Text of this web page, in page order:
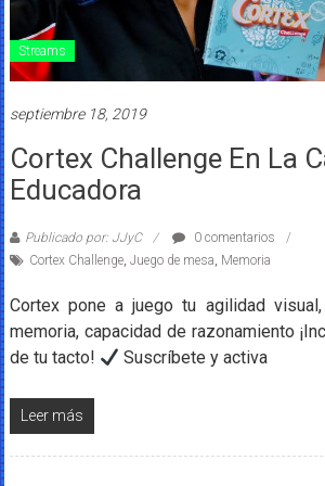
Streams
septiembre 18, 2019
Cortex Challenge En La
Educadora
Publicado por: JJyC
0 comentarios
Cortex Challenge, Juego de mesa, Memoria
Cortex pone a juego tu agilidad
memoria, capacidad de razonamiento
de tu tacto!
Suscríbete y activa
Leer más